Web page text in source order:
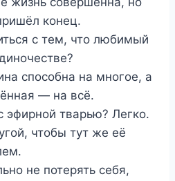
конец.
с тем, что любимый
способна на многое, а
— на всё.
эфирной тварью? Легко.
чтобы тут же её
не потерять себя,